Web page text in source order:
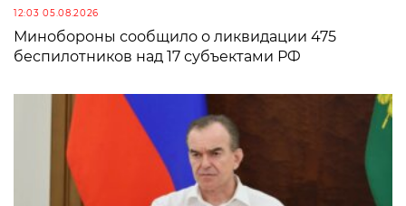
12:03 05.08.2026
Минобороны сообщило о ликвидации 475
беспилотников над 17 субъектами РФ